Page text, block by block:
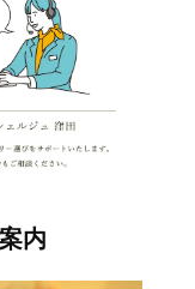
内